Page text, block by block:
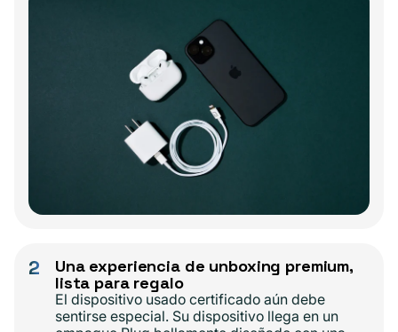
2
Una experiencia de unboxing premium,
lista para regalo
El dispositivo usado certificado aún debe
sentirse especial. Su dispositivo llega en un